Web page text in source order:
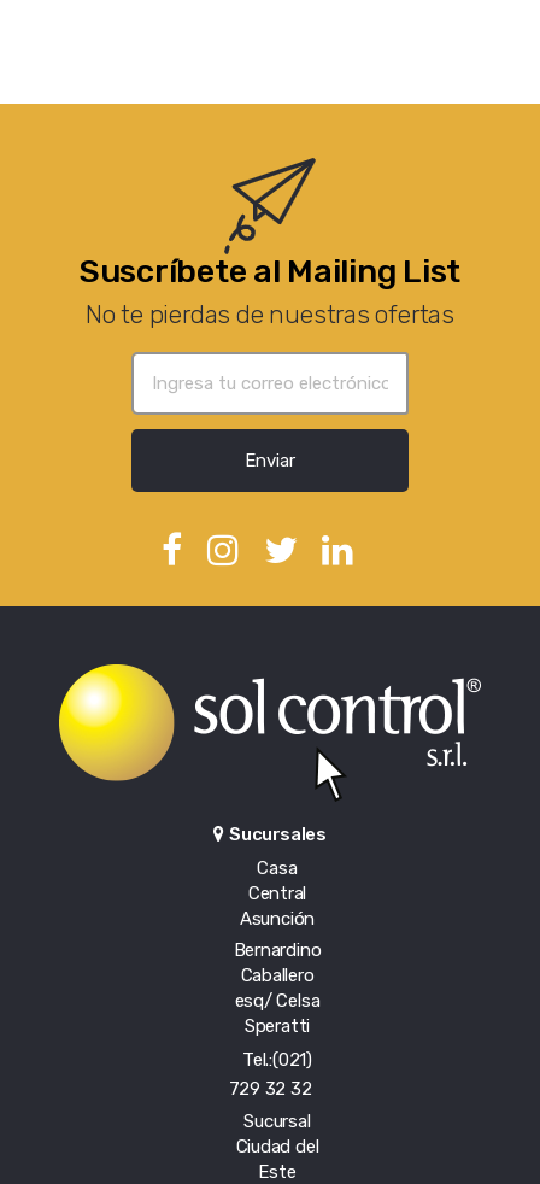
Suscríbete al Mailing List
No te pierdas de nuestras ofertas
Enviar
Sucursales
Casa
Central
Asunción
Bernardino
Caballero
esq/ Celsa
Speratti
Tel.:(021)
729 32 32
Sucursal
Ciudad del
Este